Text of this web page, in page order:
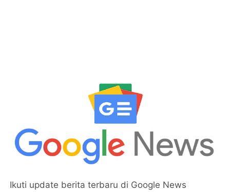
Ikuti update berita terbaru di Google News